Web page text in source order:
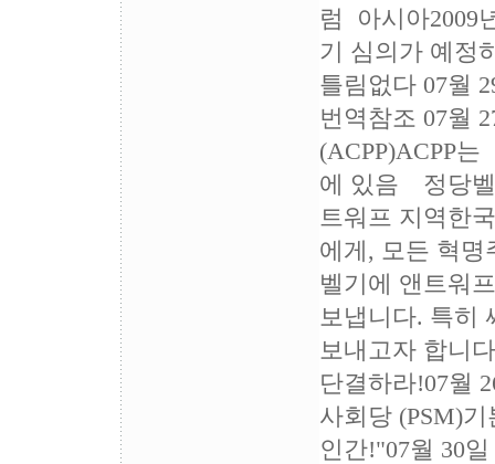
럼 아시아2009
기 심의가 예정
틀림없다 07월
번역참조 07월
(ACPP)ACPP
에 있음 정당벨
트워프 지역한
에게, 모든 혁명
벨기에 앤트워
보냅니다. 특히
보내고자 합니
단결하라!07월
사회당 (PSM)
인간!"07월 30일